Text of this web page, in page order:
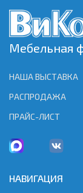
Мебельная
НАША ВЫСТАВКА
РАСПРОДАЖА
ПРАЙС-ЛИСТ
НАВИГАЦИЯ